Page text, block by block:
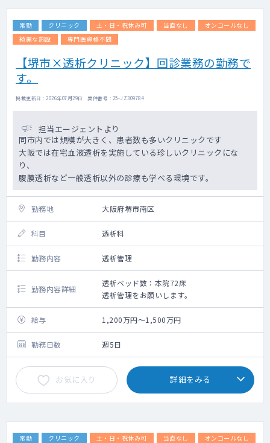
常勤 クリニック 土・日・祝休み可 当直なし
オンコールなし
綺麗な施設
専門医資格不問
【堺市×透析クリニック】回診業務の勤務で
す。
掲載更新日 : 2026年07月29日 案件番号 : 25-JZ309784
担当エージェントより
同市内では規模が大きく、患者数も多いクリニックです
大阪では在宅血液透析を実施している珍しいクリニックにな
り、
腹膜透析など一般透析以外の診療も学べる環境です。
勤務地 大阪府堺市南区
科目 透析科
勤務内容 透析管理
勤務内容詳細
透析ベッド数：本院72床
透析管理をお願いします。
給与 1,200万円～1,500万円
勤務日数 週5日
お気に入り 詳細をみる
常勤 クリニック 土・日・祝休み可 当直なし
オンコールなし